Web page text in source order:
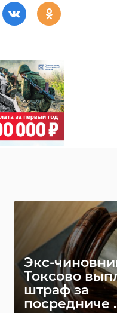
Экс-
Токсово
штраф за
посредниче